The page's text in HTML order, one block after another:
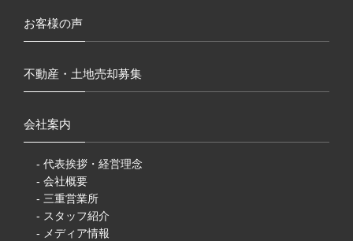
お客様の声
不動産・土地売却募集
会社案内
- 代表挨拶・経営理念
- 会社概要
- 三重営業所
- スタッフ紹介
- メディア情報